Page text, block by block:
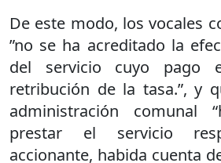
De este modo, los vocales
”no se ha acreditado la
del servicio cuyo pago
retribución de la tasa.”, y
administración comunal
prestar el servicio
accionante, habida cuenta